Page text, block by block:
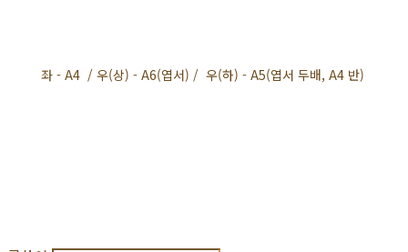
좌 - A4 / 우(상) - A6(엽서) / 우(하) - A5(엽서 두배, A4 반)